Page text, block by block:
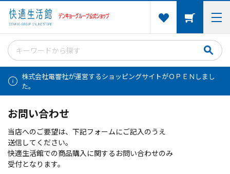
株式会社電響社が運営するショッピングサイトがＯＰＥＮしまし
た。
お問い合わせ
当店へのご要望は、下記フォームにご記入のうえ
送信してください。
快適生活館での商品購入に関するお問い合わせのみ
受付となります。